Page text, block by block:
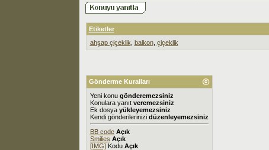
Etiketler
ahşap çiçeklik balkon, çiçeklik
Gönderme Kuralları
Yeni konu gönderemezsiniz
Konulara yanıt veremezsiniz
Ek dosya yükleyemezsiniz
Kendi gönderilerinizi düzenleyemezsiniz
BB code Açık
Smilies Açık
[IMG]Kodu Açık